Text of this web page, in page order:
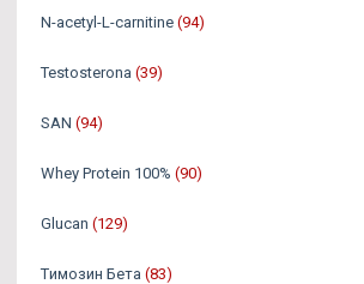
N-acetyl-L-carnitine (94)
Testosterona (39)
SAN (94)
Whey Protein 100% (90)
Glucan (129)
Tимозин Бета (83)